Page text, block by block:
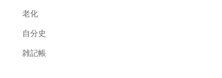
老化
自分史
雑記帳